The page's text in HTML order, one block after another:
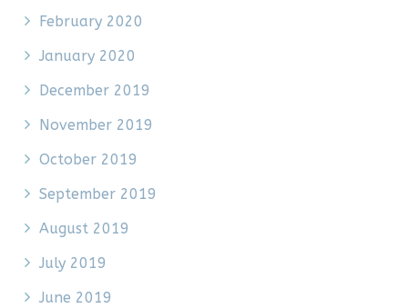
February 2020
January 2020
December 2019
November 2019
October 2019
September 2019
August 2019
July 2019
June 2019